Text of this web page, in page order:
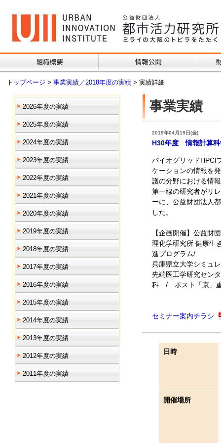
トップページ > 事業実績／2018年度の実績 > 実績詳細
2026年度の実績
2025年度の実績
2024年度の実績
2023年度の実績
2022年度の実績
2021年度の実績
2020年度の実績
2019年度の実績
2018年度の実績
2017年度の実績
2016年度の実績
2015年度の実績
2014年度の実績
2013年度の実績
2012年度の実績
2011年度の実績
事業実績
2019年04月19日(金)
H30年度 情報計算科
バイオグリッドHPCI
ケーションの情報を
護の分野における情
第一線の研究者がリ
ーに、公益財団法人
した。
【企画開催】公益財
理化学研究所 健康生
進プログラム/
兵庫県立大学シミュ
先端医工学研究セン
科 / ポスト「京」
セミナー案内チラシ
日時
開催場所